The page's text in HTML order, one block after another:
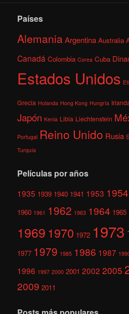
Países
AlemaniaArgentina Australia
Canadá Colombia Corea Cuba
Estados Unidos
Grecia Holanda Hong Kong Hungría
Japón Kenia Libia Liechtenstein
Portugal Reino Unido Rusia
Turquía
Películas por años
1935 1939 1940 1941 1953 1954
1960 1961 1962 1963 1964 1965
1969 1970 1972 1973
1977 1979 1985 1986 1987
1996 1997 2000 2001 2002 2005
2009 2011